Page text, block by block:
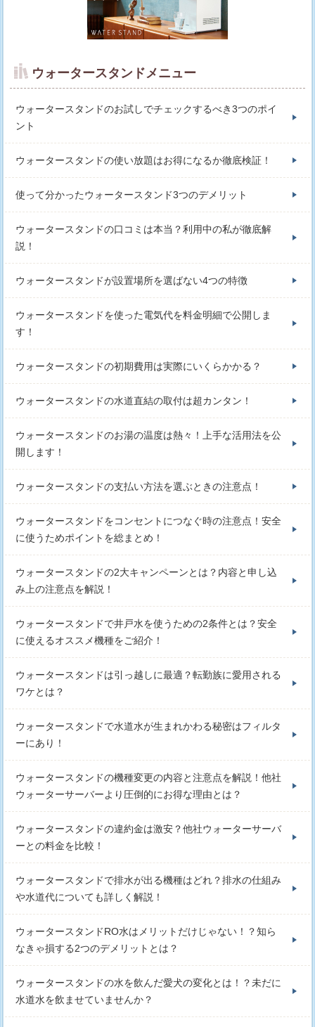
ウォータースタンドメニュー
ウォータースタンドのお試しでチェックするべき3つのポイ
ント
ウォータースタンドの使い放題はお得になるか徹底検証！
使って分かったウォータースタンド3つのデメリット
ウォータースタンドの口コミは本当？利用中の私が徹底解
説！
ウォータースタンドが設置場所を選ばない4つの特徴
ウォータースタンドを使った電気代を料金明細で公開しま
す！
ウォータースタンドの初期費用は実際にいくらかかる？
ウォータースタンドの水道直結の取付は超カンタン！
ウォータースタンドのお湯の温度は熱々！上手な活用法を公
開します！
ウォータースタンドの支払い方法を選ぶときの注意点！
ウォータースタンドをコンセントにつなぐ時の注意点！安全
に使うためポイントを総まとめ！
ウォータースタンドの2大キャンペーンとは？内容と申し込
み上の注意点を解説！
ウォータースタンドで井戸水を使うための2条件とは？安全
に使えるオススメ機種をご紹介！
ウォータースタンドは引っ越しに最適？転勤族に愛用される
ワケとは？
ウォータースタンドで水道水が生まれかわる秘密はフィルタ
ーにあり！
ウォータースタンドの機種変更の内容と注意点を解説！他社
ウォーターサーバーより圧倒的にお得な理由とは？
ウォータースタンドの違約金は激安？他社ウォーターサーバ
ーとの料金を比較！
ウォータースタンドで排水が出る機種はどれ？排水の仕組み
や水道代についても詳しく解説！
ウォータースタンドRO水はメリットだけじゃない！？知ら
なきゃ損する2つのデメリットとは？
ウォータースタンドの水を飲んだ愛犬の変化とは！？未だに
水道水を飲ませていませんか？